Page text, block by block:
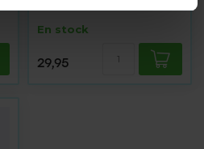
En stock
29,95